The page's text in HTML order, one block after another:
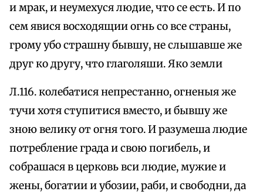
и мрак, и неумехуся людие, что се есть. И по
сем явися восходящии огнь со все страны,
грому убо страшну бывшу, не слышавше же
друг ко другу, что глаголяши. Яко земли
Л.116. колебатися непрестанно, огненыя же
тучи хотя ступитися вместо, и бывшу же
зною велику от огня того. И разумеша людие
потребление града и свою погибель, и
собрашася в церковь вси людие, мужие и
жены, богатии и убозии, раби, и свободни, да